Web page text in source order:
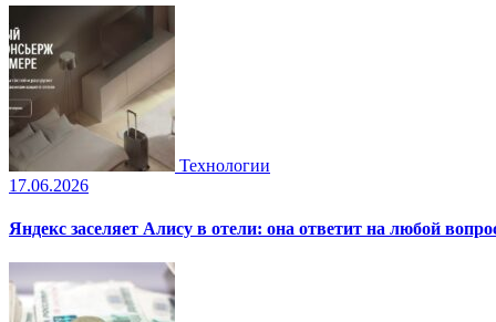
Технологии
17.06.2026
Яндекс заселяет Алису в отели: она ответит на любой